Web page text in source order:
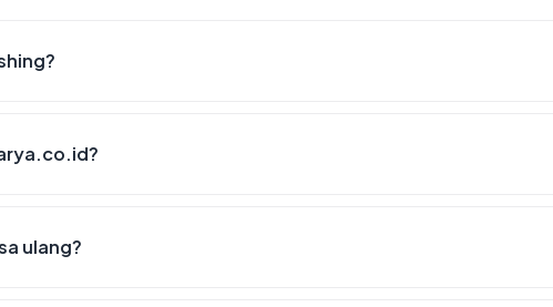
ulang?